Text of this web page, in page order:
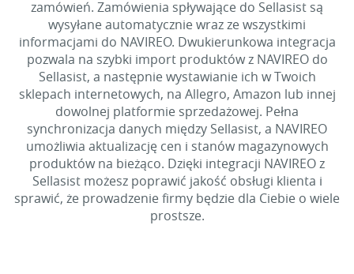
zamówień. Zamówienia spływające do Sellasist są
wysyłane automatycznie wraz ze wszystkimi
informacjami do NAVIREO. Dwukierunkowa integracja
pozwala na szybki import produktów z NAVIREO do
Sellasist, a następnie wystawianie ich w Twoich
sklepach internetowych, na Allegro, Amazon lub innej
dowolnej platformie sprzedażowej. Pełna
synchronizacja danych między Sellasist, a NAVIREO
umożliwia aktualizację cen i stanów magazynowych
produktów na bieżąco. Dzięki integracji NAVIREO z
Sellasist możesz poprawić jakość obsługi klienta i
sprawić, że prowadzenie firmy będzie dla Ciebie o wiele
prostsze.